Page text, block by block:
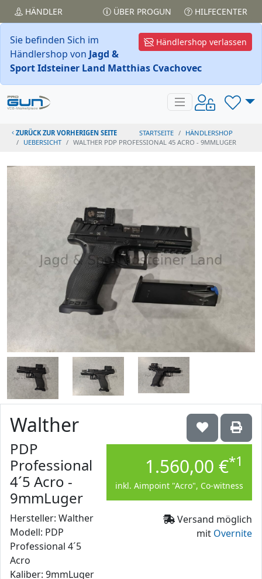
HÄNDLER ÜBER PROGUN HILFECENTER
Händlershop verlassen
Sie befinden Sich im
Händlershop von Jagd &
Sport Idsteiner Land Matthias Cvachovec
ZURÜCK ZUR VORHERIGEN SEITE STARTSEITE
HÄNDLERSHOP
UEBERSICHT
WALTHER PDP PROFESSIONAL 45 ACRO - 9MMLUGER
1.560,00 €*1
inkl. Aimpoint "Acro", Co-witness
Versand möglich
mit Overnite
Walther
PDP
Professional
4´5 Acro -
9mmLuger
Hersteller: Walther
Modell: PDP
Professional 4´5
Acro
Kaliber: 9mmLuger